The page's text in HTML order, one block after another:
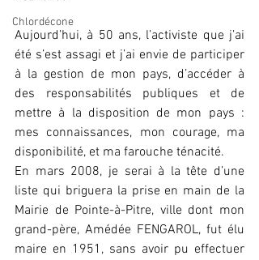
Chlordécone
Aujourd’hui, à 50 ans, l’activiste que j’ai
été s’est assagi et j’ai envie de participer
à la gestion de mon pays, d’accéder à
des responsabilités publiques et de
mettre à la disposition de mon pays :
mes connaissances, mon courage, ma
disponibilité, et ma farouche ténacité.
En mars 2008, je serai à la tête d’une
liste qui briguera la prise en main de la
Mairie de Pointe-à-Pitre, ville dont mon
grand-père, Amédée FENGAROL, fut élu
maire en 1951, sans avoir pu effectuer